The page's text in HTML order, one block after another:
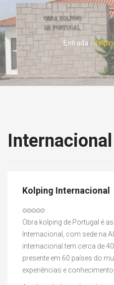
Entrada
Internacional
Kolping Internacional
Votos
do
utilizador:0/ 5
Obra kolping de Portugal é
Internacional, com sede na
internacional tem cerca de
presente em 60 países do
experiências e